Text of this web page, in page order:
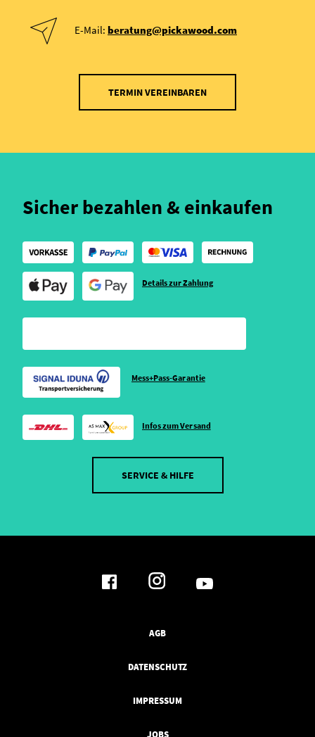
E-Mail: beratung@pickawood.com
TERMIN VEREINBAREN
Sicher bezahlen & einkaufen
Details zur Zahlung
Mess+Pass-Garantie
Infos zum Versand
SERVICE & HILFE
AGB
DATENSCHUTZ
IMPRESSUM